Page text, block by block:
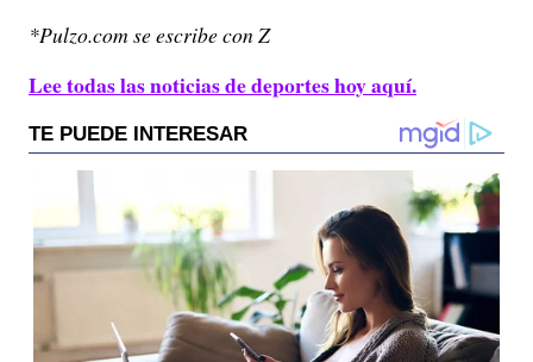
*Pulzo.com se escribe con Z
Lee todas las noticias de deportes hoy aquí.